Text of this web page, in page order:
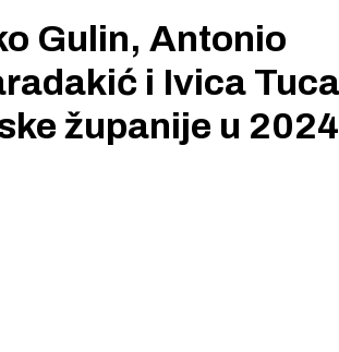
Gulin, Antonio
i Ivica
županije u